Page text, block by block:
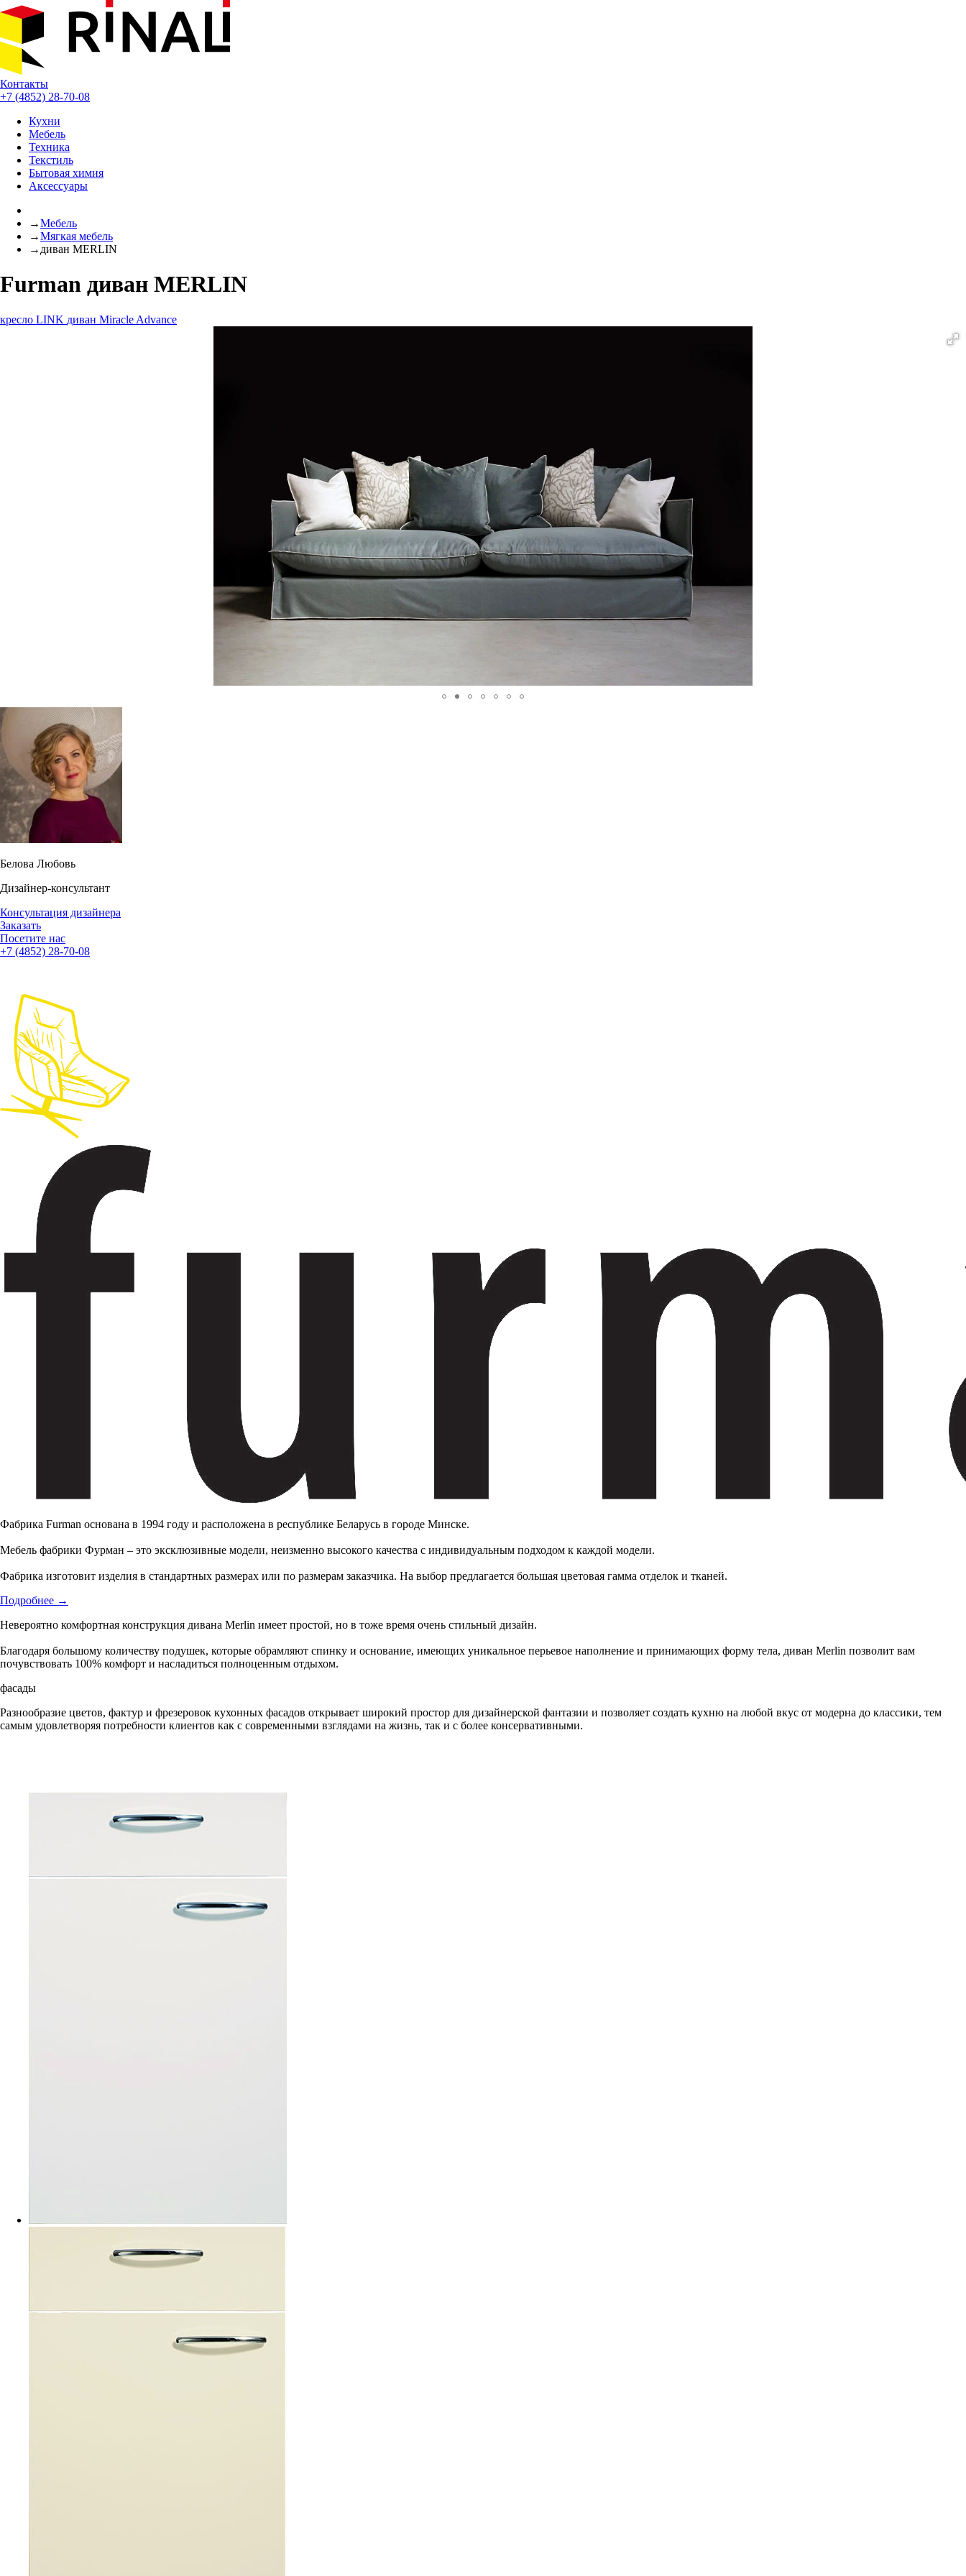
Контакты
+7 (4852) 28-70-08
Кухни
Мебель
Техника
Текстиль
Бытовая химия
Аксессуары
→Мебель
→Мягкая мебель
→ диван MERLIN
Furman диван MERLIN
кресло LINK диван Miracle Advance
Белова Любовь
Дизайнер-консультант
Консультация дизайнера
Заказать
Посетите нас
+7 (4852) 28-70-08
Фабрика Furman основана в 1994 году и расположена в республике Беларусь в городе Минске.
Мебель фабрики Фурман – это эксклюзивные модели, неизменно высокого качества с индивидуальным подходом к каждой модели.
Фабрика изготовит изделия в стандартных размерах или по размерам заказчика. На выбор предлагается большая цветовая гамма отделок и тканей.
Подробнее →
Невероятно комфортная конструкция дивана Merlin имеет простой, но в тоже время очень стильный дизайн.
Благодаря большому количеству подушек, которые обрамляют спинку и основание, имеющих уникальное перьевое наполнение и принимающих форму тела, диван Merlin позволит вам
почувствовать 100% комфорт и насладиться полноценным отдыхом.
фасады
Разнообразие цветов, фактур и фрезеровок кухонных фасадов открывает широкий простор для дизайнерской фантазии и позволяет создать кухню на любой вкус от модерна до классики, тем
самым удовлетворяя потребности клиентов как с современными взглядами на жизнь, так и с более консервативными.